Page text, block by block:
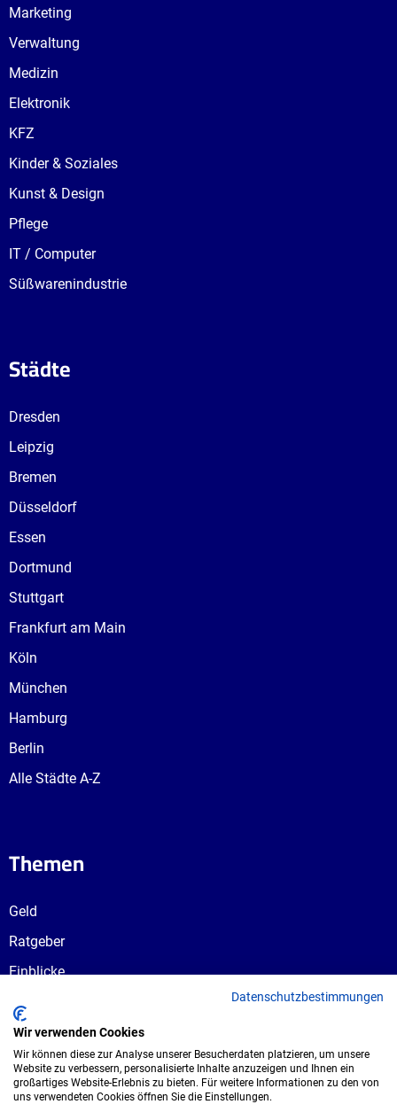
Marketing
Verwaltung
Medizin
Elektronik
KFZ
Kinder & Soziales
Kunst & Design
Pflege
IT / Computer
Süßwarenindustrie
Städte
Dresden
Leipzig
Bremen
Düsseldorf
Essen
Dortmund
Stuttgart
Frankfurt am Main
Köln
München
Hamburg
Berlin
Alle Städte A-Z
Themen
Geld
Ratgeber
Einblicke
Ausbildungswege
Berufswahl
Datenschutzbestimmungen
Wir verwenden Cookies
Wir können diese zur Analyse unserer Besucherdaten platzieren, um unsere
Website zu verbessern, personalisierte Inhalte anzuzeigen und Ihnen ein
großartiges Website-Erlebnis zu bieten. Für weitere Informationen zu den von
uns verwendeten Cookies öffnen Sie die Einstellungen.